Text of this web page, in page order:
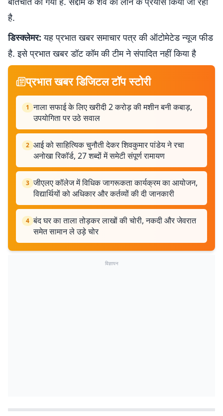
है.
डिस्क्लेमर: यह प्रभात खबर समाचार पत्र की ऑटोमेटेड न्यूज फीड
है. इसे प्रभात खबर डॉट कॉम की टीम ने संपादित नहीं किया है
प्रभात खबर डिजिटल टॉप स्टोरी
1 नाला सफाई के लिए खरीदी 2 करोड़ की मशीन बनी कबाड़,
उपयोगिता पर उठे सवाल
2 आई को साहित्यिक चुनौती देकर शिवकुमार पांडेय ने रचा
अनोखा रिकॉर्ड, 27 शब्दों में समेटी संपूर्ण रामायण
3 जीएलए कॉलेज में विधिक जागरूकता कार्यक्रम का आयोजन,
विद्यार्थियों को अधिकार और कर्तव्यों की दी जानकारी
4 बंद घर का ताला तोड़कर लाखों की चोरी, नकदी और जेवरात
समेत सामान ले उड़े चोर
विज्ञापन